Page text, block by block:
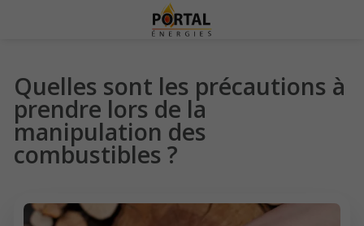
Quelles sont les précautions à
prendre lors de la
manipulation des
combustibles ?